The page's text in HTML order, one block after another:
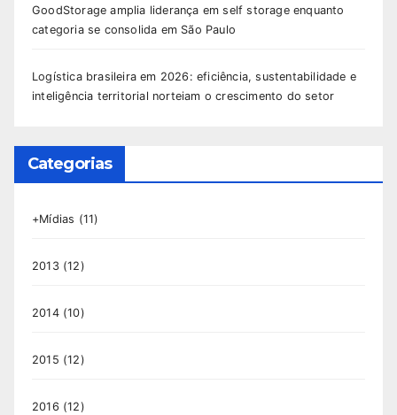
GoodStorage amplia liderança em self storage enquanto
categoria se consolida em São Paulo
Logística brasileira em 2026: eficiência, sustentabilidade e
inteligência territorial norteiam o crescimento do setor
Categorias
+Mídias (11)
2013(12)
2014(10)
2015 (12)
2016 (12)